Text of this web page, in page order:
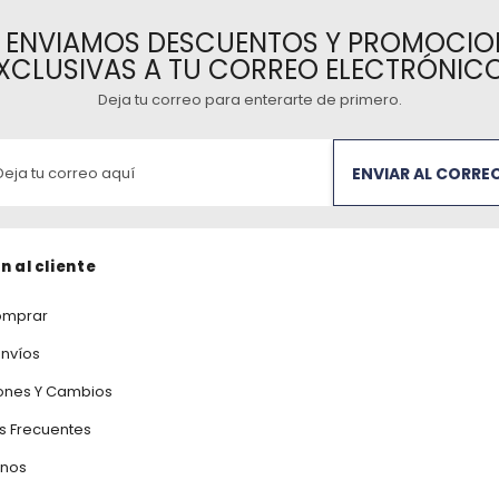
ENVIAMOS DESCUENTOS Y
A TU CORREO
Deja tu correo para enterarte de primero.
ENVIAR AL
al cliente
Y Cambios
Frecuentes